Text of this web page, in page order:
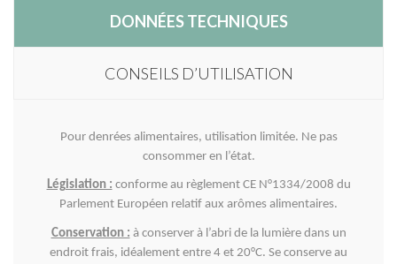
DONNÉES TECHNIQUES
CONSEILS D’UTILISATION
Pour denrées alimentaires, utilisation limitée. Ne pas
consommer en l’état.
Législation : conforme au règlement CE N°1334/2008 du
Parlement Européen relatif aux arômes alimentaires.
Conservation : à conserver à l’abri de la lumière dans un
endroit frais, idéalement entre 4 et 20°C. Se conserve au